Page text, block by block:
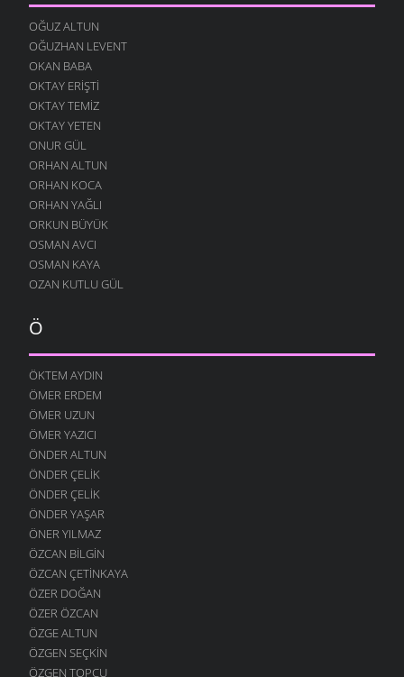
OĞUZ ALTUN
OĞUZHAN LEVENT
OKAN BABA
OKTAY ERIŞTI
OKTAY TEMIZ
OKTAY YETEN
ONUR GÜL
ORHAN ALTUN
ORHAN KOCA
ORHAN YAĞLI
ORKUN BÜYÜK
OSMAN AVCI
OSMAN KAYA
OZAN KUTLU GÜL
Ö
ÖKTEM AYDIN
ÖMER ERDEM
ÖMER UZUN
ÖMER YAZICI
ÖNDER ALTUN
ÖNDER ÇELIK
ÖNDER ÇELIK
ÖNDER YAŞAR
ÖNER YILMAZ
ÖZCAN BILGIN
ÖZCAN ÇETINKAYA
ÖZER DOĞAN
ÖZER ÖZCAN
ÖZGE ALTUN
ÖZGEN SEÇKIN
ÖZGEN TOPÇU